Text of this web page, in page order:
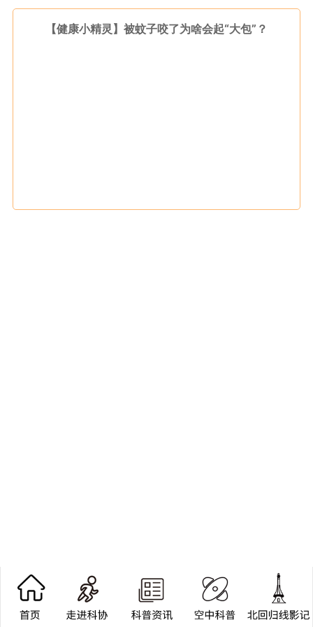
【健康小精灵】被蚊子咬了为啥会起“大包”？